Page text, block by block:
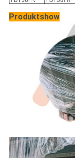
Produktshow